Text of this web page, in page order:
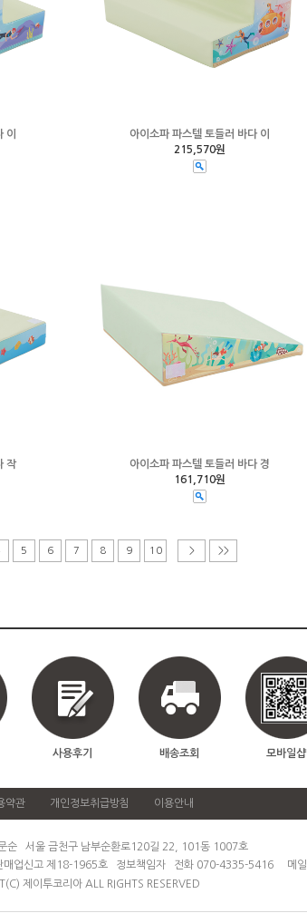
이
아이소파 파스텔 토들러 바다 이
215,570원
작
아이소파 파스텔 토들러 바다 경
161,710원
5 6 7 8 9 10 > >>
사용후기 배송조회 모바일샵
약관 개인정보취급방침 이용안내
순 서울 금천구 남부순환로120길 22, 101동 1007호
매업신고 제18-1965호 정보책임자 전화 070-4335-5416 메일
제이투코리아 ALL RIGHTS RESERVED